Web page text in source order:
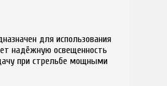
для использования
надёжную освещенность
при стрельбе мощными